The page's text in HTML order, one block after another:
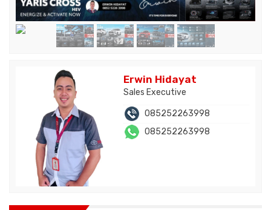
Erwin Hidayat
Sales Executive
085252263998
085252263998